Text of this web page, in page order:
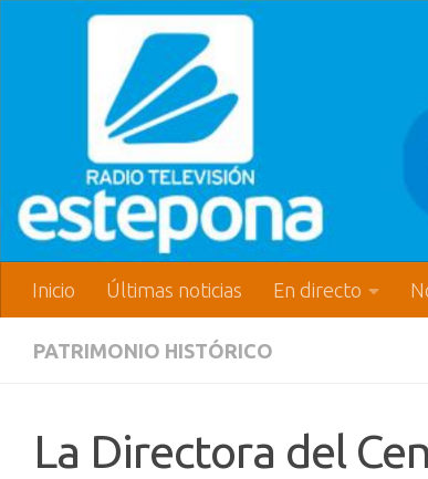
Inicio Últimas noticias En directo
PATRIMONIO HISTÓRICO
La Directora del